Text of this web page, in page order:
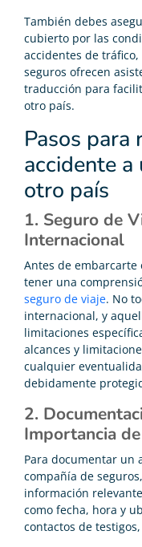
También debes
cubierto por las
accidentes de
seguros ofrecen
traducción para
otro país.
Pasos para
accidente a
otro país
1. Seguro de
Internacional
Antes de
tener una
seguro de viaje. No
internacional, y
limitaciones
alcances y
cualquier
debidamente
2.
Importancia
Para documentar un
compañía de
información
como fecha, hora y
contactos de